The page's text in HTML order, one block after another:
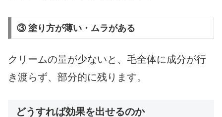
③ 塗り方が薄い・ムラがある
クリームの量が少ないと、毛全体に成分が行
き渡らず、部分的に残ります。
どうすれば効果を出せるのか